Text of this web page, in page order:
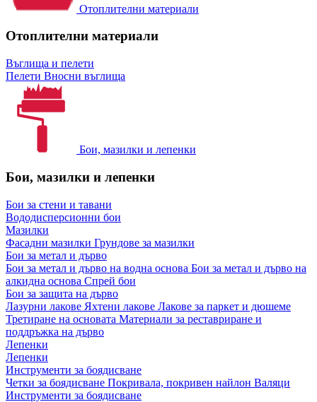
Отоплителни материали
Отоплителни материали
Въглища и пелети
Пелети Вносни въглища
Бои, мазилки и лепенки
Бои, мазилки и лепенки
Бои за стени и тавани
Вододисперсионни бои
Мазилки
Фасадни мазилки Грундове за мазилки
Бои за метал и дърво
Бои за метал и дърво на водна основа Бои за метал и дърво на
алкидна основа Спрей бои
Бои за защита на дърво
Лазурни лакове Яхтени лакове Лакове за паркет и дюшеме
Третиране на основата Материали за реставриране и
поддръжка на дърво
Лепенки
Лепенки
Инструменти за боядисване
Четки за боядисване Покривала, покривен найлон Валяци
Инструменти за боядисване